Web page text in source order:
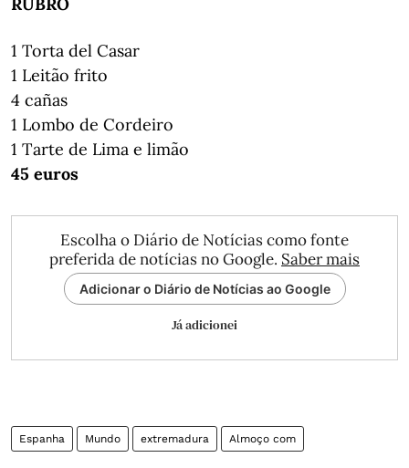
1 Torta del Casar
1 Leitão frito
4 cañas
1 Lombo de Cordeiro
1 Tarte de Lima e limão
45 euros
Escolha o Diário de Notícias como fonte
preferida de notícias no Google. Saber mais
Adicionar o Diário de Notícias ao Google
Já adicionei
Espanha Mundo extremadura Almoço com